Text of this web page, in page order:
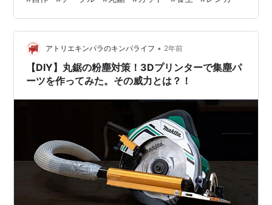
アトリエキンパラのキンパライフ • 2年前
【DIY】丸鋸の粉塵対策！3Dプリンターで集塵パ
ーツを作ってみた。その威力とは？！